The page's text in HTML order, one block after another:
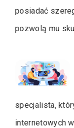
posiadać
pozwolą mu
specjalista,
internetowych